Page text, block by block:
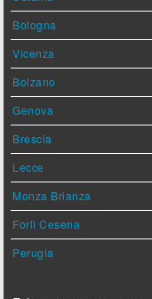
Bologna
Vicenza
Bolzano
Genova
Brescia
Lecce
Monza Brianza
Forlì Cesena
Perugia